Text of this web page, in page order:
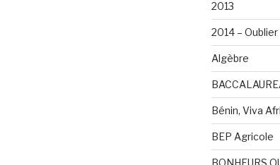
2013
2014 –
Algèbre
Bénin, Viva
BEP Agricole